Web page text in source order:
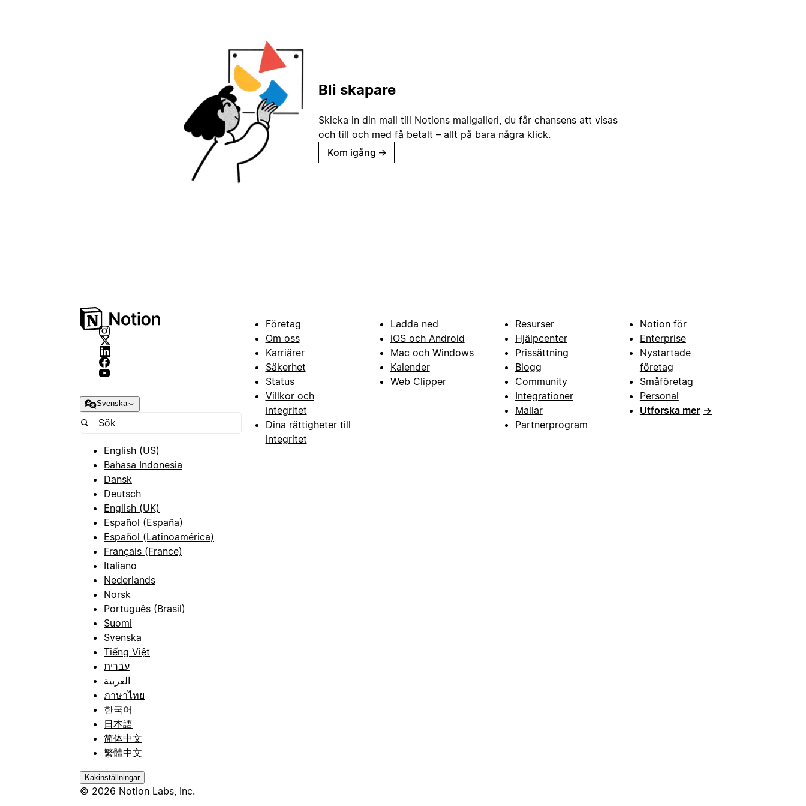
Bli skapare
Skicka in din mall till Notions mallgalleri, du får chansens att visas
och till och med få betalt – allt på bara några klick.
Kom igång →
Svenska
English (US)
Bahasa Indonesia
Dansk
Deutsch
English (UK)
Español (España)
Español (Latinoamérica)
Français (France)
Italiano
Nederlands
Norsk
Português (Brasil)
Suomi
Svenska
Tiếng Việt
עברית
العربية
ภาษาไทย
한국어
日本語
简体中文
繁體中文
Kakinställningar
© 2026 Notion Labs, Inc.
Företag
Om oss
Karriärer
Säkerhet
Status
Villkor och
integritet
Dina rättigheter till
integritet
Ladda ned
iOS och Android
Mac och Windows
Kalender
Web Clipper
Resurser
Hjälpcenter
Prissättning
Blogg
Community
Integrationer
Mallar
Partnerprogram
Notion för
Enterprise
Nystartade
företag
Småföretag
Personal
Utforska mer →